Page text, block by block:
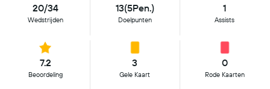
20/34
Wedstrijden
13(5Pen.)
Doelpunten
1
Assists
7.2
Beoordeling
3
Gele Kaart
0
Rode Kaarten